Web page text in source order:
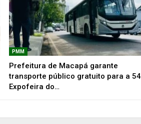
PMM
Prefeitura de Macapá garante
transporte público gratuito para a
Expofeira do…